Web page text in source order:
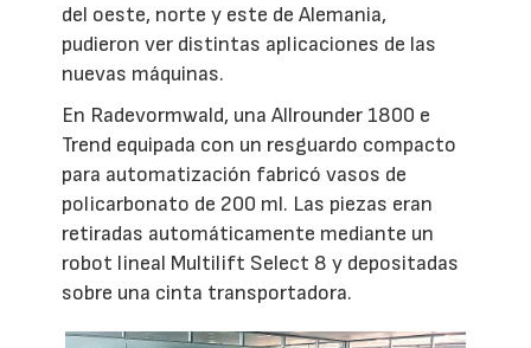
del oeste, norte y este de Alemania,
pudieron ver distintas aplicaciones de las
nuevas máquinas.
En Radevormwald, una Allrounder 1800 e
Trend equipada con un resguardo compacto
para automatización fabricó vasos de
policarbonato de 200 ml. Las piezas eran
retiradas automáticamente mediante un
robot lineal Multilift Select 8 y depositadas
sobre una cinta transportadora.